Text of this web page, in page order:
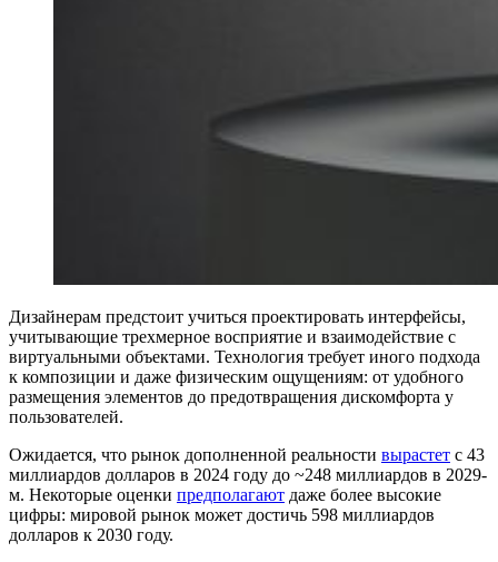
Дизайнерам предстоит учиться проектировать интерфейсы,
учитывающие трехмерное восприятие и взаимодействие с
виртуальными объектами. Технология требует иного подхода
к композиции и даже физическим ощущениям: от удобного
размещения элементов до предотвращения дискомфорта у
пользователей.
Ожидается, что рынок дополненной реальности вырастет с 43
миллиардов долларов в 2024 году до ~248 миллиардов в 2029-
м. Некоторые оценки предполагают даже более высокие
цифры: мировой рынок может достичь 598 миллиардов
долларов к 2030 году.